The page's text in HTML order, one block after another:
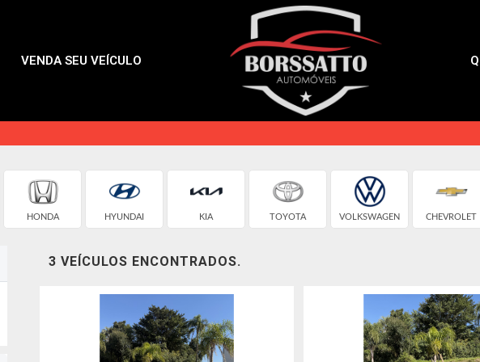
VENDA SEU VEÍCULO
HONDA HYUNDAI KIA TOYOTA VOLKSWAGEN CHEVROLET
3 VEÍCULOS ENCONTRADOS.